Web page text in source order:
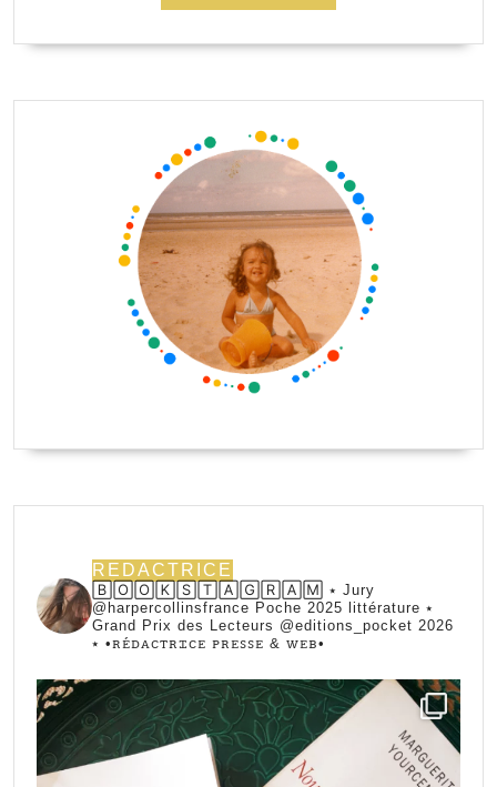
REDACTRICE
🄱🄾🄾🄺🅂🅃🄰🄶🅁🄰🄼 ⭑ Jury
@harpercollinsfrance Poche 2025 littérature ⭑
Grand Prix des Lecteurs @editions_pocket 2026
⭑ •ꭱꭼ́ꭰꭺꮯꭲꭱꮖꮯꭼ ꮲꭱꭼꮪꮪꭼ & ꮃꭼᏼ•